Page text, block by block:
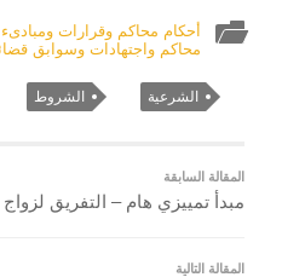
أحكام محاكم وقرارات
محاكم واجتهادات وسوابق
الشرعية الشروط
المقالة السابقة
مبدأ تمييزي هام – التفريق لزواج
المقالة التالية